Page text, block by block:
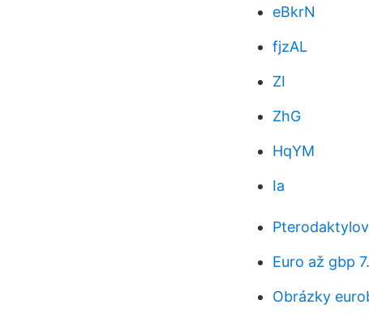
eBkrN
fjzAL
ZI
ZhG
HqYM
Ia
Euro až gbp
Obrázky